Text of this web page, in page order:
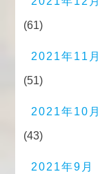
(61)
2021年11月
(51)
2021年10月
(43)
2021年9月